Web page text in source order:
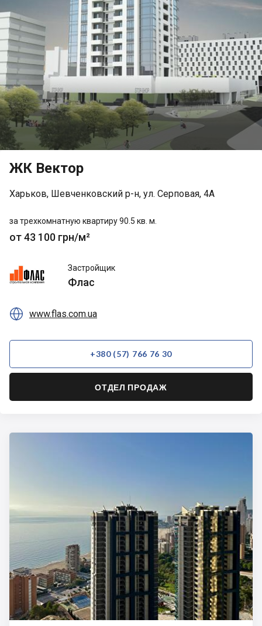
ЖК Вектор
Харьков, Шевченковский р-н, ул. Серповая, 4А
за трехкомнатную квартиру 90.5 кв. м.
от 43 100 грн/м²
Флас Застройщик
Флас
 www.flas.com.ua
+380 (57) 766 76 30
ОТДЕЛ ПРОДАЖ